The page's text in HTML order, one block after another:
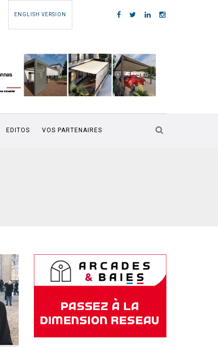
ENGLISH VERSION
EDITOS VOS PARTENAIRES